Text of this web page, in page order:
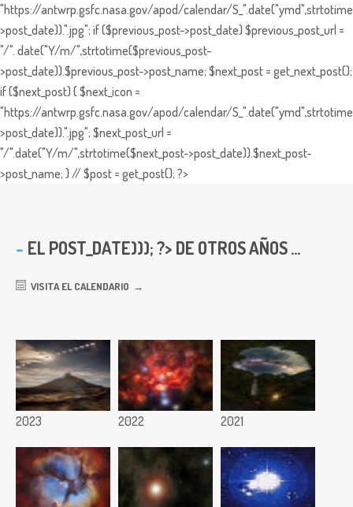
"https://antwrp.gsfc.nasa.gov/apod/calendar/
>post_date)).".jpg"; if ($previous_post->post_date) $previous_post_url =
"/". date("Y/m/",strtotime($previous_post-
>post_date)).$previous_post->post_name; $next_post = get_next_post();
if ($next_post) { $next_icon =
"https://antwrp.gsfc.nasa.gov/apod/calendar/
>post_date)).".jpg"; $next_post_url =
"/".date("Y/m/",strtotime($next_post->post_date)).$next_post-
>post_name; } // $post = get_post(); ?>
EL POST_DATE))); ?> DE OTROS AÑOS ...
VISITA EL CALENDARIO
2023 2022 2021